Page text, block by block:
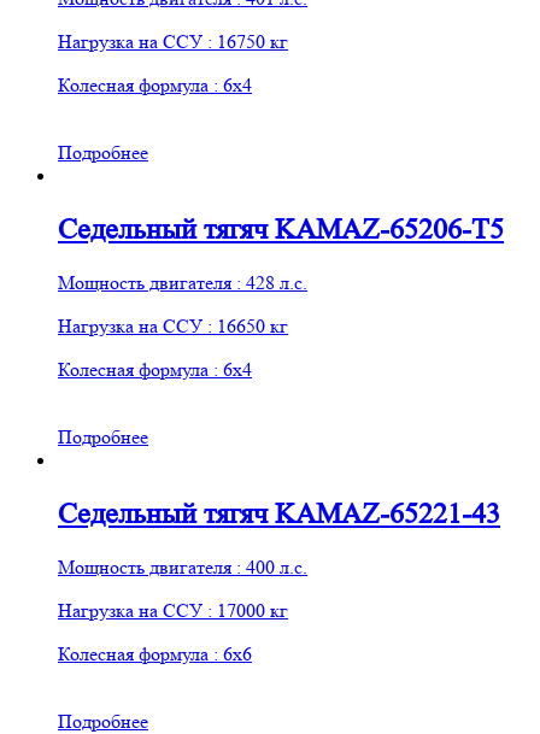
Нагрузка на ССУ : 16750 кг
Колесная формула : 6х4
Подробнее
Седельный тягяч KAMAZ-65206-T5
Мощность двигателя : 428 л.с.
Нагрузка на ССУ : 16650 кг
Колесная формула : 6х4
Подробнее
Седельный тягяч KAMAZ-65221-43
Мощность двигателя : 400 л.с.
Нагрузка на ССУ : 17000 кг
Колесная формула : 6х6
Подробнее